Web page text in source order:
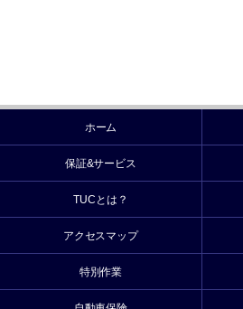
ホーム
保証&サービス
TUCとは？
アクセスマップ
特別作業